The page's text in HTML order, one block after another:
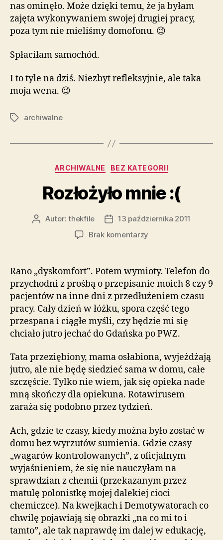
nas ominęło. Może dzięki temu, że ja byłam
zajęta wykonywaniem swojej drugiej pracy,
poza tym nie mieliśmy domofonu. 😉
Spłaciłam samochód.
I to tyle na dziś. Niezbyt refleksyjnie, ale taka
moja wena. 😉
Tagiarchiwalne
Kategorie
ARCHIWALNE BEZ KATEGORII
Rozłożyło mnie :(
AutorAutor:thekfile
Data13 października 2011
Brak komentarzy
(
Rano „dyskomfort”. Potem wymioty. Telefon do
przychodni z prośbą o przepisanie moich 8 czy 9
pacjentów na inne dni z przedłużeniem czasu
pracy. Cały dzień w łóżku, spora część tego
przespana i ciągłe myśli, czy będzie mi się
chciało jutro jechać do Gdańska po PWZ.
Tata przeziębiony, mama osłabiona, wyjeżdżają
jutro, ale nie będę siedzieć sama w domu, całe
szczęście. Tylko nie wiem, jak się opieka nade
mną skończy dla opiekuna. Rotawirusem
zaraża się podobno przez tydzień.
Ach, gdzie te czasy, kiedy można było zostać w
domu bez wyrzutów sumienia. Gdzie czasy
„wagarów kontrolowanych”, z oficjalnym
wyjaśnieniem, że się nie nauczyłam na
sprawdzian z chemii (przekazanym przez
matulę polonistkę mojej dalekiej cioci
chemiczce). Na kwejkach i Demotywatorach co
chwilę pojawiają się obrazki „na co mi to i
tamto”, ale tak naprawdę im dalej w edukację,